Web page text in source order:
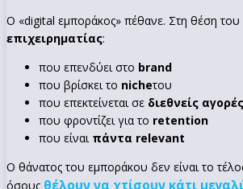
Ο «digital εμποράκος» πέθανε. Στη θέση του
επιχειρηματίας:
που επενδύει στο brand
που βρίσκει το nicheτου
που επεκτείνεται σε διεθνείς αγορές
που φροντίζει για το retention
που είναι πάντα relevant
Ο θάνατος του εμποράκου δεν είναι το
όσους θέλουν να χτίσουν κάτι